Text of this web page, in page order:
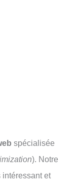
spécialisée
). Notre
intéressant et